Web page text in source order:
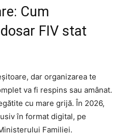
Cum
FIV stat
dar organizarea te
va fi respins sau amânat.
cu mare grijă. În 2026,
în format digital, pe
Familiei.